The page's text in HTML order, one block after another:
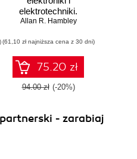
elektrotechniki.
Tom 4.
Allan R. Hambley
(61,10 zł najniższa cena z 30 dni)
75.20 zł
94.00 zł (-20%)
- zarabiaj